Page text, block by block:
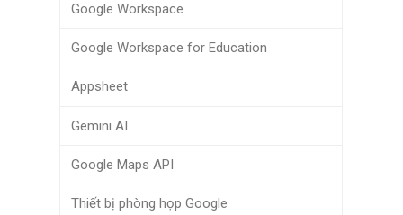
Google Workspace
Google Workspace for Education
Appsheet
Gemini AI
Google Maps API
Thiết bị phòng họp Google